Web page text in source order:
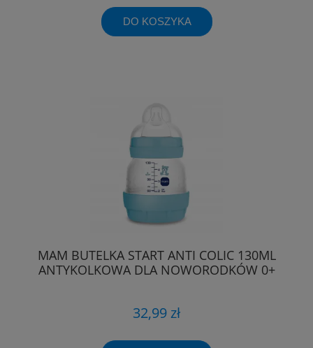
DO KOSZYKA
MAM BUTELKA START ANTI COLIC 130ML
ANTYKOLKOWA DLA NOWORODKÓW 0+
32,99 zł